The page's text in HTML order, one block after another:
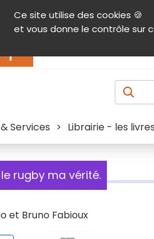
Ce site utilise des cookies 🍪
et vous donne le contrôle sur
Aide et accessibilité Menu
Services > Librairie - les
rugby ma vérité.
et Bruno Fabioux